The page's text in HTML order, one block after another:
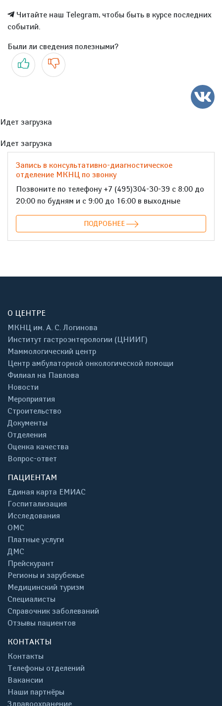
Читайте наш Telegram, чтобы быть в курсе последних
событий.
Были ли сведения полезными?
Да
Идет загрузка
Идет загрузка
Запись в консультативно-диагностическое
отделение МКНЦ по звонку
Позвоните по телефону +7 (495)304-30-39 с 8:00 до
20:00 по будням и с 9:00 до 16:00 в выходные
ПОДРОБНЕЕ
О ЦЕНТРЕ
МКНЦ им. А. С. Логинова
Институт гастроэнтерологии (ЦНИИГ)
Маммологический центр
Центр амбулаторной онкологической помощи
Филиал на Павлова
Новости
Мероприятия
Строительство
Документы
Отделения
Оценка качества
Вопрос-ответ
ПАЦИЕНТАМ
Единая карта ЕМИАС
Госпитализация
Исследования
ОМС
Платные услуги
ДМС
Прейскурант
Регионы и зарубежье
Медицинский туризм
Специалисты
Справочник заболеваний
Отзывы пациентов
КОНТАКТЫ
Контакты
Телефоны отделений
Вакансии
Наши партнёры
Здравоохранение